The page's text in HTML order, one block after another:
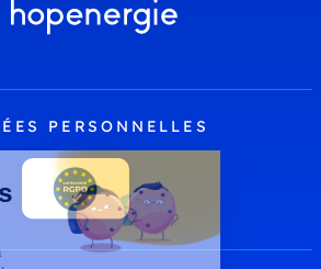
Cookies
et des
pour la
PERSONNELLES